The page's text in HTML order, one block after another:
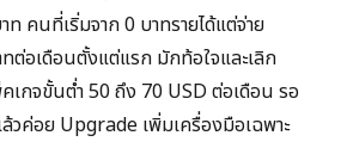
ท คนที่เริ่มจาก 0 บาทรายได้แต่จ่าย
ต่อเดือนตั้งแต่แรก มักท้อใจและเลิก
เกจขั้นต่ำ 50 ถึง 70 USD ต่อเดือน รอ
ล้วค่อย Upgrade เพิ่มเครื่องมือเฉพาะ